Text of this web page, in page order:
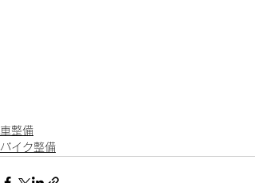
車整備
バイク整備